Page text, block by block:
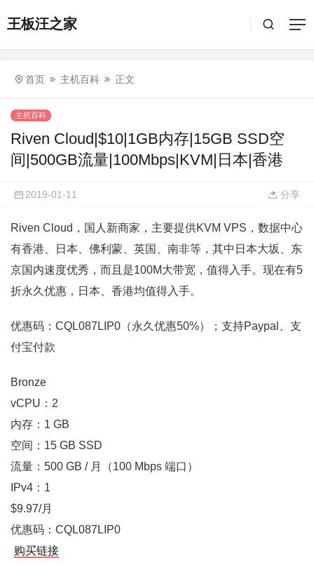
王板汪之家
首页 主机百科 正文
主机百科
Riven Cloud|$10|1GB内存|15GB SSD空
间|500GB流量|100Mbps|KVM|日本|香港
2019-01-11 分享
Riven Cloud，国人新商家，主要提供KVM VPS，数据中心
有香港、日本、佛利蒙、英国、南非等，其中日本大坂、东
京国内速度优秀，而且是100M大带宽，值得入手。现在有5
折永久优惠，日本、香港均值得入手。
优惠码：CQL087LIP0（永久优惠50%）；支持Paypal、支
付宝付款
Bronze
vCPU：2
内存：1 GB
空间：15 GB SSD
流量：500 GB / 月（100 Mbps 端口）
IPv4：1
$9.97/月
优惠码：CQL087LIP0
购买链接